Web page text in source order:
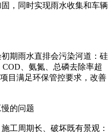
，同时实现雨水收集和车辆
期雨水直排会污染河道：硅
、氨氮、总磷去除率超
目满足环保管控要求，改善
的问题
工周期长、破坏既有景观：